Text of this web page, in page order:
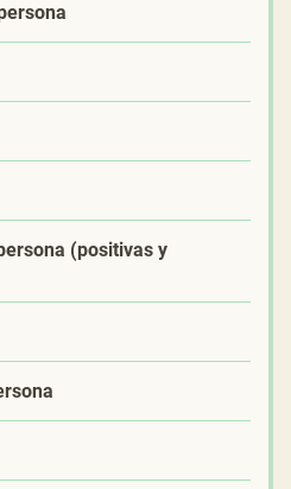
(positivas y